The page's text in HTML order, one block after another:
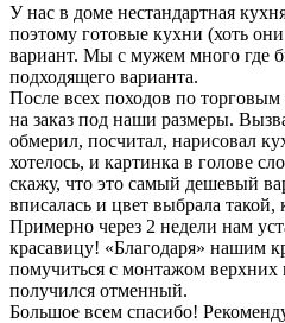
У нас в доме нестандартная
поэтому готовые кухни (хоть
вариант. Мы с мужем много где
подходящего варианта.
После всех походов по
на заказ под наши размеры.
обмерил, посчитал, нарисовал
хотелось, и картинка в голове
скажу, что это самый дешевый
вписалась и цвет выбрала такой,
Примерно через 2 недели нам
красавицу! «Благодаря» нашим
помучиться с монтажом верхних
получился отменный.
Большое всем спасибо!